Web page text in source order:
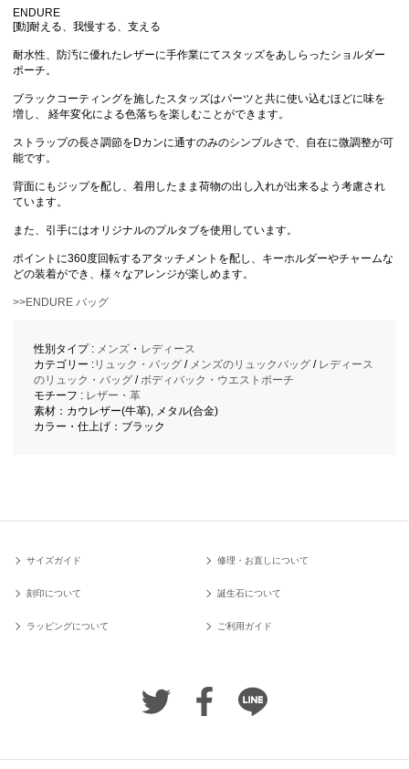
ENDURE
[動]耐える、我慢する、支える
耐水性、防汚に優れたレザーに手作業にてスタッズをあしらったショルダー
ポーチ。
ブラックコーティングを施したスタッズはパーツと共に使い込むほどに味を
増し、 経年変化による色落ちを楽しむことができます。
ストラップの長さ調節をDカンに通すのみのシンプルさで、自在に微調整が可
能です。
背面にもジップを配し、着用したまま荷物の出し入れが出来るよう考慮され
ています。
また、引手にはオリジナルのプルタブを使用しています。
ポイントに360度回転するアタッチメントを配し、キーホルダーやチャームな
どの装着ができ、様々なアレンジが楽しめます。
>>ENDURE バッグ
性別タイプ : メンズ・ レディース
カテゴリー :リュック・バッグ/ メンズのリュックバッグ/ レディース
のリュック・バッグ/ ボディバック・ウエストポーチ
モチーフ : レザー・革
素材：カウレザー(牛革), メタル(合金)
カラー・仕上げ：ブラック
サイズガイド 修理・お直しについて
刻印について 誕生石について
ラッピングについて ご利用ガイド